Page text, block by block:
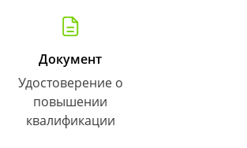
Документ
Удостоверение о
повышении
квалификации